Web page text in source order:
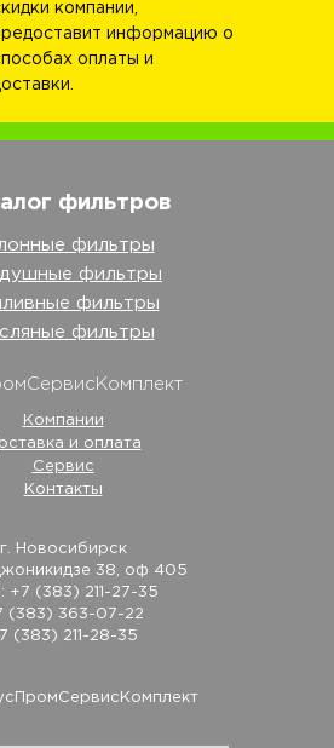
компании,
информацию о
оплаты и
фильтров
фильтры
фильтры
фильтры
фильтры
Компании
и оплата
Сервис
Контакты
г. Новосибирск
38, оф 405
+7 (383) 211-27-35
(383) 363-07-22
(383) 211-28-35